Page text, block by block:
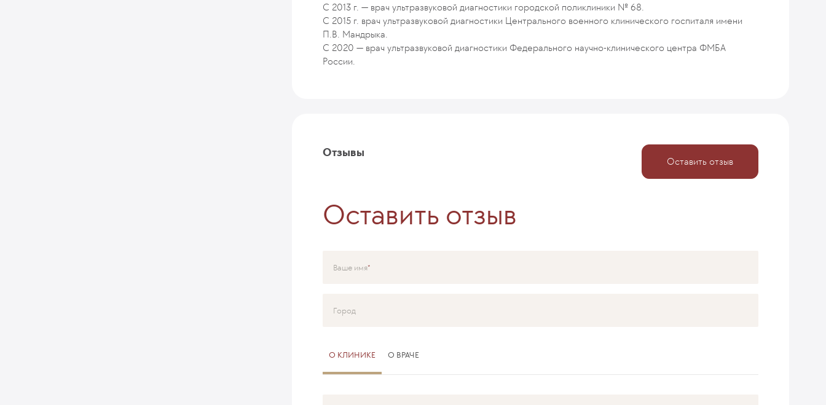
С 2013 г. — врач ультразвуковой диагностики городской поликлиники № 68.
С 2015 г. врач ультразвуковой диагностики Центрального военного клинического госпиталя имени
П.В. Мандрыка.
С 2020 — врач ультразвуковой диагностики Федерального научно-клинического центра ФМБА
России.
Отзывы
Оставить отзыв
Оставить отзыв
Ваше имя
Город
О КЛИНИКЕ О ВРАЧЕ